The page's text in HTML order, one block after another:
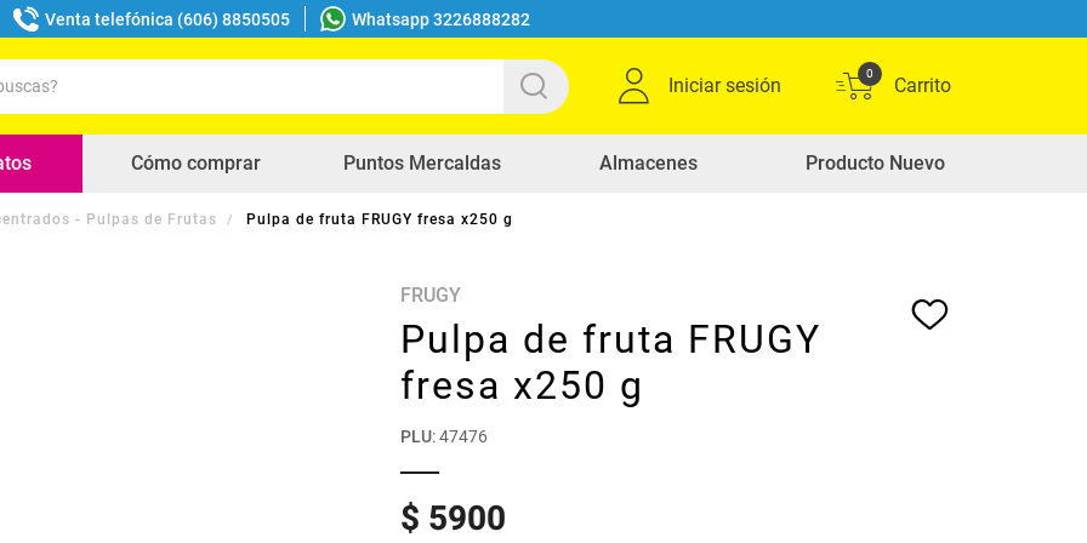
Venta telefónica (606) 8850505 Whatsapp 3226888282
Iniciar sesión
0
Cómo comprar Puntos Mercaldas Almacenes Producto Nuevo
- Pulpas de Frutas Pulpa de fruta FRUGY fresa x250 g
FRUGY
Pulpa de fruta FRUGY
fresa x250 g
PLU:47476
$ 5900
buscados